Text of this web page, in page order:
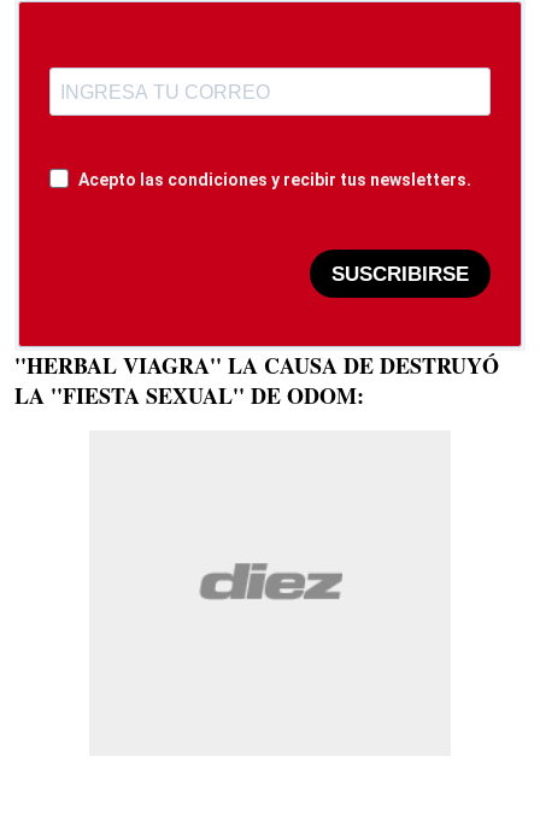
Acepto las condiciones y recibir tus newsletters.
SUSCRIBIRSE
''HERBAL VIAGRA'' LA CAUSA DE DESTRUYÓ
LA ''FIESTA SEXUAL'' DE ODOM: